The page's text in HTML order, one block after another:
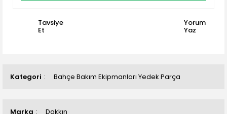
Kategori Bahçe Bakım Ekipmanları Yedek Parça
Marka Dakkın
Tavsiye
Et
Yorum
Yaz